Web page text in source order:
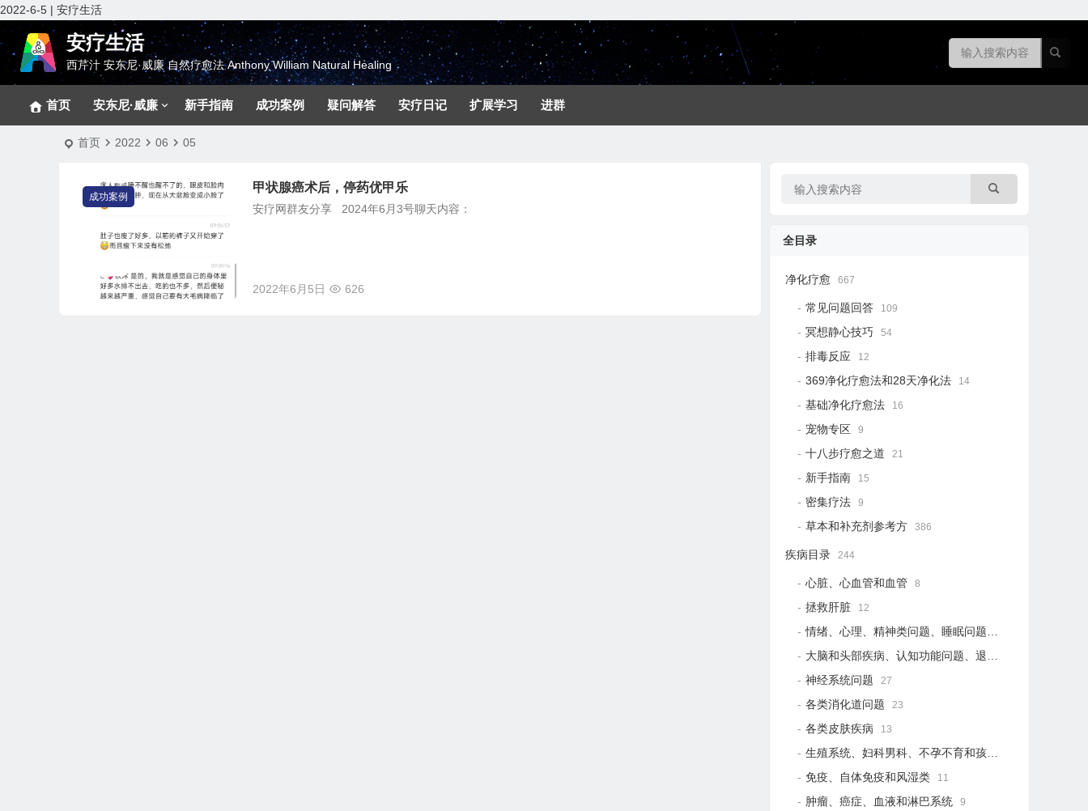
2022-6-5 | 安疗生活
安疗生活
西芹汁 安东尼·威廉 自然疗愈法 Anthony William Natural Healing
首页 安东尼·威廉 新手指南 成功案例 疑问解答 安疗日记 扩展学习 进群
首页 2022 06 05
成功案例
甲状腺癌术后，停药优甲乐
安疗网群友分享 2024年6月3号聊天内容：
2022年6月5日 626
全目录
净化疗愈 667
常见问题回答 109
冥想静心技巧 54
排毒反应 12
369净化疗愈法和28天净化法 14
基础净化疗愈法 16
宠物专区 9
十八步疗愈之道 21
新手指南 15
密集疗法 9
草本和补充剂参考方 386
疾病目录 244
心脏、心血管和血管 8
拯救肝脏 12
情绪、心理、精神类问题、睡眠问题 18
大脑和头部疾病、认知功能问题、退行性疾病
神经系统问题 27
各类消化道问题 23
各类皮肤疾病 13
生殖系统、妇科男科、不孕不育和孩子健康
免疫、自体免疫和风湿类 11
肿瘤、癌症、血液和淋巴系统 9